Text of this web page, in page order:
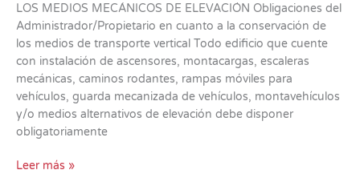
LOS MEDIOS MECÁNICOS DE ELEVACIÓN Obligaciones del
Administrador/Propietario en cuanto a la conservación de
los medios de transporte vertical Todo edificio que cuente
con instalación de ascensores, montacargas, escaleras
mecánicas, caminos rodantes, rampas móviles para
vehículos, guarda mecanizada de vehículos, montavehículos
y/o medios alternativos de elevación debe disponer
obligatoriamente
Leer más »